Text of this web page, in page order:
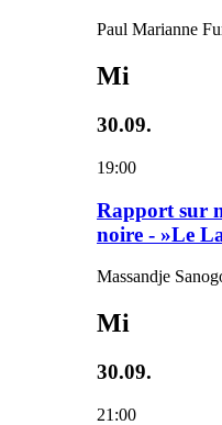
Paul Marianne
Mi
30.09.
19:00
Rapport sur
noire - »Le
Massandje
Mi
30.09.
21:00